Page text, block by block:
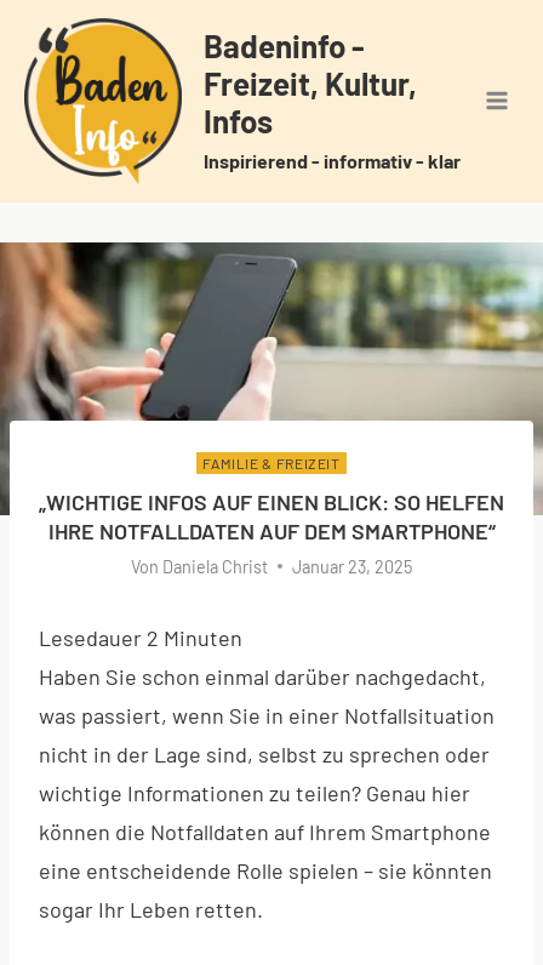
Inhalt
springen
Badeninfo -
Freizeit, Kultur,
Infos
Inspirierend - informativ - klar
FAMILIE & FREIZEIT
„WICHTIGE INFOS AUF EINEN BLICK: SO HELFEN
IHRE NOTFALLDATEN AUF DEM SMARTPHONE“
Von Daniela Christ Januar 23, 2025
Lesedauer 2 Minuten
Haben Sie schon einmal darüber nachgedacht,
was passiert, wenn Sie in einer Notfallsituation
nicht in der Lage sind, selbst zu sprechen oder
wichtige Informationen zu teilen? Genau hier
können die Notfalldaten auf Ihrem Smartphone
eine entscheidende Rolle spielen – sie könnten
sogar Ihr Leben retten.